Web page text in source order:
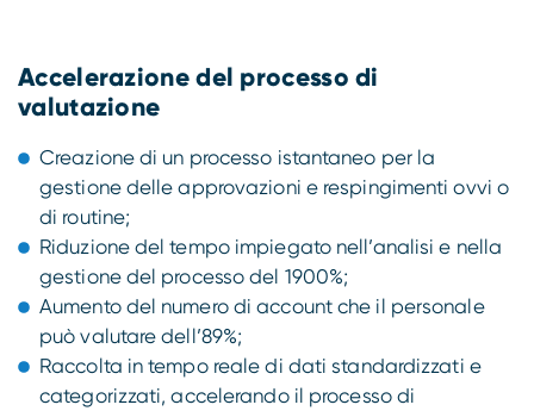
Accelerazione del processo di
valutazione
Creazione di un processo istantaneo per la
gestione delle approvazioni e respingimenti ovvi o
di routine;
Riduzione del tempo impiegato nell’analisi e nella
gestione del processo del 1900%;
Aumento del numero di account che il personale
può valutare dell’89%;
Raccolta in tempo reale di dati standardizzati e
categorizzati, accelerando il processo di